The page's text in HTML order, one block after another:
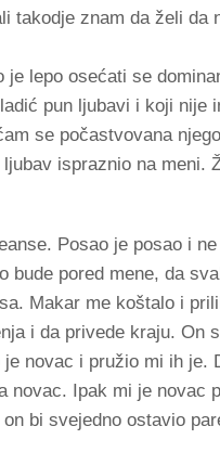
takodje znam da želi da
lepo osećati se
pun ljubavi i koji nije
se počastvovana
ispraznio na meni.
Posao je posao i
bude pored mene, da
Makar me koštalo i
i da privede kraju. On
novac i pružio mi ih je.
novac. Ipak mi je novac
bi svejedno ostavio